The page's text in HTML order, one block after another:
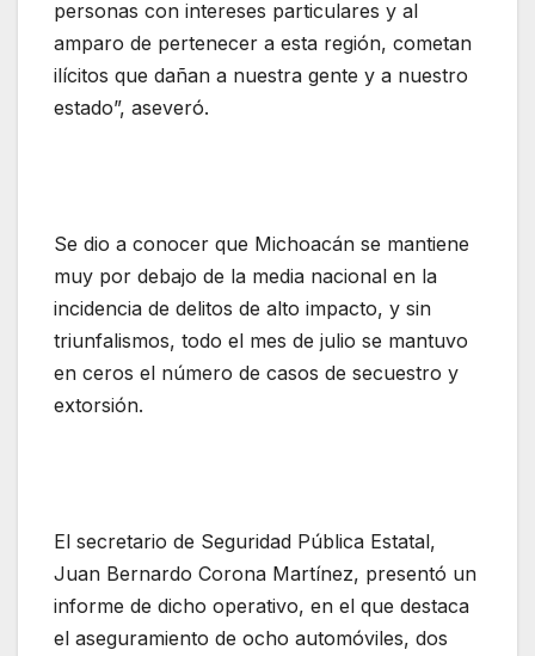
personas con intereses particulares y al
amparo de pertenecer a esta región, cometan
ilícitos que dañan a nuestra gente y a nuestro
estado”, aseveró.
Se dio a conocer que Michoacán se mantiene
muy por debajo de la media nacional en la
incidencia de delitos de alto impacto, y sin
triunfalismos, todo el mes de julio se mantuvo
en ceros el número de casos de secuestro y
extorsión.
El secretario de Seguridad Pública Estatal,
Juan Bernardo Corona Martínez, presentó un
informe de dicho operativo, en el que destaca
el aseguramiento de ocho automóviles, dos